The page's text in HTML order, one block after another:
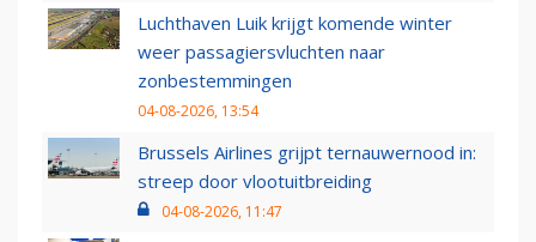
Luchthaven Luik krijgt komende winter
weer passagiersvluchten naar
zonbestemmingen
04-08-2026, 13:54
Brussels Airlines grijpt ternauwernood in:
streep door vlootuitbreiding
04-08-2026, 11:47